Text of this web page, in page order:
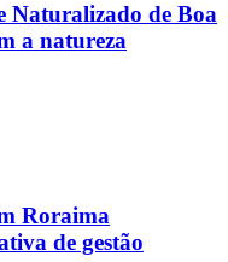
Naturalizado de Boa
a natureza
Roraima
de gestão